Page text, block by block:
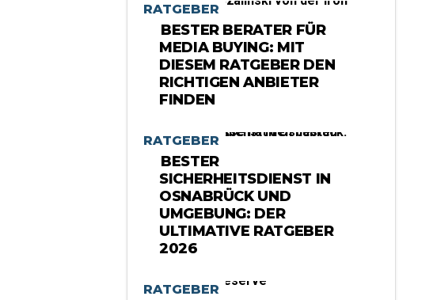
RATGEBER
BESTER BERATER FÜR
MEDIA BUYING: MIT
DIESEM RATGEBER DEN
RICHTIGEN ANBIETER
FINDEN
RATGEBER
BESTER
SICHERHEITSDIENST IN
OSNABRÜCK UND
UMGEBUNG: DER
ULTIMATIVE RATGEBER
2026
RATGEBER